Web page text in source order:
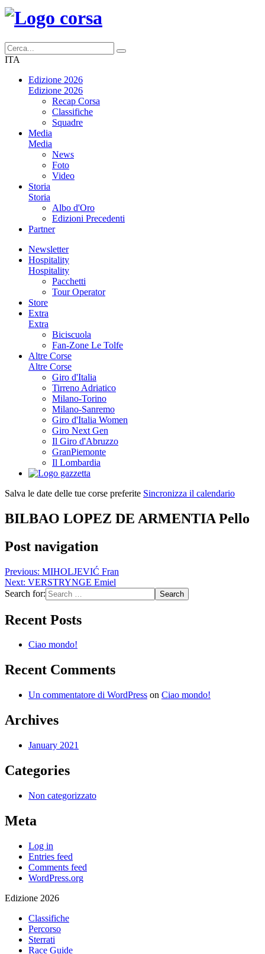
ITA
Edizione 2026
Edizione 2026
Recap Corsa
Classifiche
Squadre
Media
Media
News
Foto
Video
Storia
Storia
Albo d'Oro
Edizioni Precedenti
Partner
Newsletter
Hospitality
Hospitality
Pacchetti
Tour Operator
Store
Extra
Extra
Biciscuola
Fan-Zone Le Tolfe
Altre Corse
Altre Corse
Giro d'Italia
Tirreno Adriatico
Milano-Torino
Milano-Sanremo
Giro d'Italia Women
Giro Next Gen
Il Giro d'Abruzzo
GranPiemonte
Il Lombardia
Salva le date delle tue corse preferite Sincronizza il calendario
BILBAO LOPEZ DE ARMENTIA Pello
Post navigation
Previous: MIHOLJEVIĆ Fran
Next: VERSTRYNGE Emiel
Search for:
Recent Posts
Ciao mondo!
Recent Comments
Un commentatore di WordPress on Ciao mondo!
Archives
January 2021
Categories
Non categorizzato
Meta
Log in
Entries feed
Comments feed
WordPress.org
Edizione 2026
Classifiche
Percorso
Sterrati
Race Guide